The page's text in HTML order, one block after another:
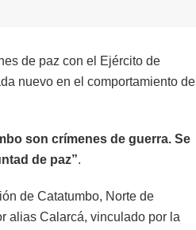
de paz con el Ejército de
nuevo en el comportamiento del
son crímenes de guerra. Se
de paz”.
de Catatumbo, Norte de
alias Calarcá, vinculado por la